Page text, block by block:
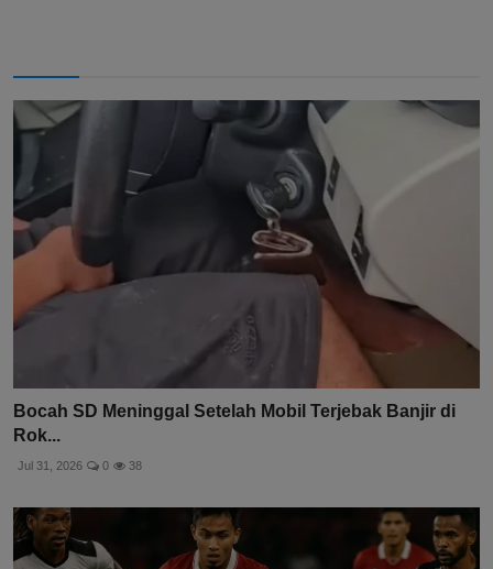
Bocah SD Meninggal Setelah Mobil Terjebak Banjir di
Rok...
Jul 31, 2026 0 38